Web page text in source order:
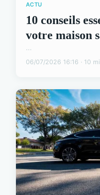
ACTU
10 conseils
votre maison
...
06/07/2026 16:16 · 10